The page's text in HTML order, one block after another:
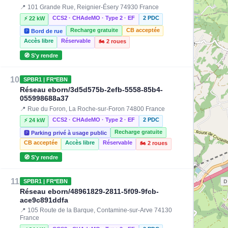
📍 101 Grande Rue, Reignier-Ésery 74930 France
⚡ 22 kW CCS2 · CHAdeMO · Type 2 · EF 2 PDC
🅿️ Bord de rue Recharge gratuite
CB acceptée
Accès libre
Réservable 🏍️ 2 roues
🧭 S'y rendre
10 SPBR1 | FR*EBN
Réseau eborn/3d5d575b-2efb-5558-85b4-
055998688a37
📍 Rue du Foron, La Roche-sur-Foron 74800 France
⚡ 24 kW CCS2 · CHAdeMO · Type 2 · EF 2 PDC
🅿️ Parking privé à usage public
Recharge gratuite
CB acceptée
Accès libre Réservable 🏍️ 2 roues
🧭 S'y rendre
11 SPBR1 | FR*EBN
Réseau eborn/48961829-2811-5f09-9fcb-
ace9c891ddfa
📍 105 Route de la Barque, Contamine-sur-Arve 74130
France